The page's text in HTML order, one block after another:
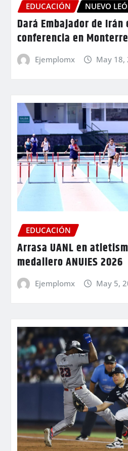
EDUCACIÓN NUEVO
Dará Embajador de Irán
conferencia en
Ejemplomx May 18,
EDUCACIÓN
Arrasa UANL en
medallero ANUIES 2026
Ejemplomx May 5,